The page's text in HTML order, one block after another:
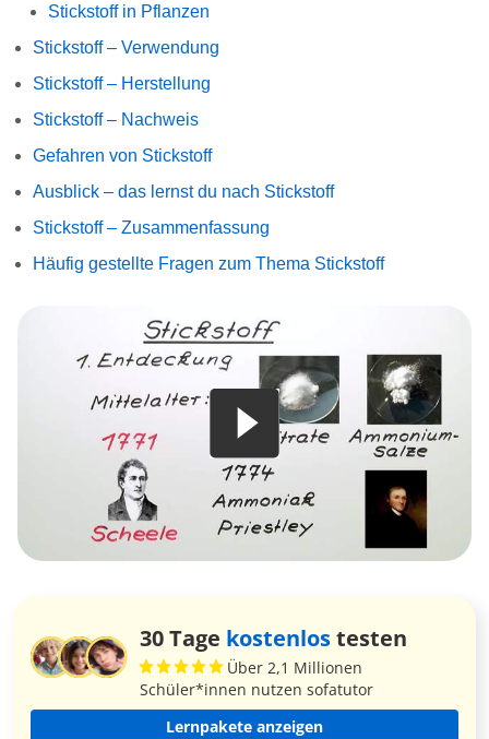
Stickstoff in Pflanzen
Stickstoff – Verwendung
Stickstoff – Herstellung
Stickstoff – Nachweis
Gefahren von Stickstoff
Ausblick – das lernst du nach Stickstoff
Stickstoff – Zusammenfassung
Häufig gestellte Fragen zum Thema Stickstoff
30 Tage kostenlostesten
Über 2,1 Millionen
Schüler*innen nutzen sofatutor
Lernpakete anzeigen